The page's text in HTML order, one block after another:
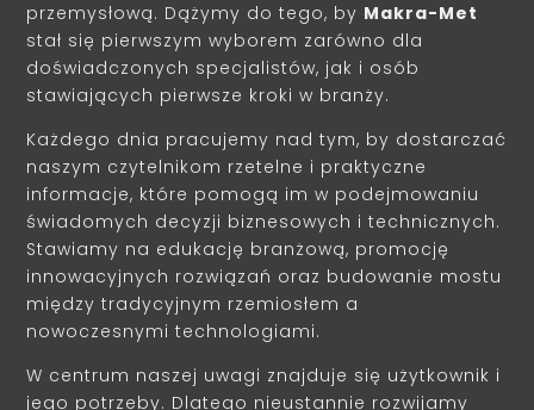
przemysłową. Dążymy do tego, by Makra-Met
stał się pierwszym wyborem zarówno dla
doświadczonych specjalistów, jak i osób
stawiających pierwsze kroki w branży.
Każdego dnia pracujemy nad tym, by dostarczać
naszym czytelnikom rzetelne i praktyczne
informacje, które pomogą im w podejmowaniu
świadomych decyzji biznesowych i technicznych.
Stawiamy na edukację branżową, promocję
innowacyjnych rozwiązań oraz budowanie mostu
między tradycyjnym rzemiosłem a
nowoczesnymi technologiami.
W centrum naszej uwagi znajduje się użytkownik i
jego potrzeby. Dlatego nieustannie rozwijamy